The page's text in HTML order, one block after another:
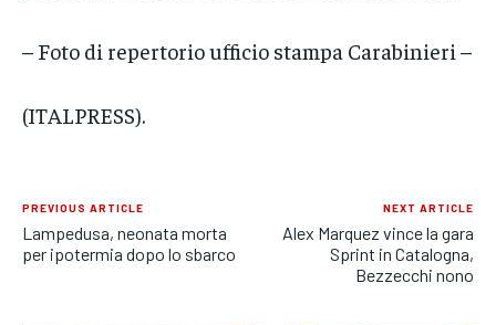
– Foto di repertorio ufficio stampa Carabinieri –
(ITALPRESS).
PREVIOUS ARTICLE
Lampedusa, neonata morta
per ipotermia dopo lo sbarco
NEXT ARTICLE
Alex Marquez vince la gara
Sprint in Catalogna,
Bezzecchi nono